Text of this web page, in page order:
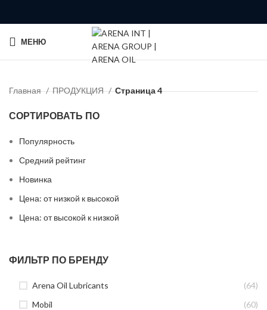
МЕНЮ
Главная ПРОДУКЦИЯ Страница 4
СОРТИРОВАТЬ ПО
Популярность
Средний рейтинг
Новинка
Цена: от низкой к высокой
Цена: от высокой к низкой
ФИЛЬТР ПО БРЕНДУ
Arena Oil Lubricants
(64)
Mobil
(60)